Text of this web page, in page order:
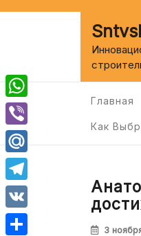
Главная
Как
3
WhatsApp
Viber
Mail.Ru
Telegram
VK